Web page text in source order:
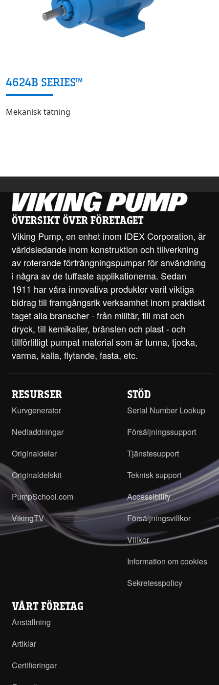
4624B SERIES™
Mekanisk tätning
ÖVERSIKT ÖVER FÖRETAGET
Viking Pump, en enhet inom IDEX Corporation, är
världsledande inom konstruktion och tillverkning
av roterande förträngningspumpar för användning
i några av de tuffaste applikationerna. Sedan
1911 har våra innovativa produkter varit viktiga
bidrag till framgångsrik verksamhet inom praktiskt
taget alla branscher - från militär, till mat och
dryck, till kemikalier, bränslen och plast - och
tillförlitligt pumpat material som är tunna, tjocka,
varma, kalla, flytande, fasta, etc.
RESURSER
Kurvgenerator
Nedladdningar
Originaldelar
Originaldelskit
PumpSchool.com
VikingTV
STÖD
Serial Number Lookup
Försäljningssupport
Tjänstesupport
Teknisk support
Accessibility
Försäljningsvillkor
Villkor
Information om cookies
Sekretesspolicy
VÅRT FÖRETAG
Anställning
Artiklar
Certifieringar